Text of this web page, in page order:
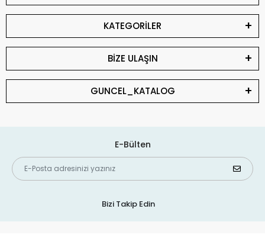
KATEGORİLER
BİZE ULAŞIN
GUNCEL_KATALOG
E-Bülten
Bizi Takip Edin